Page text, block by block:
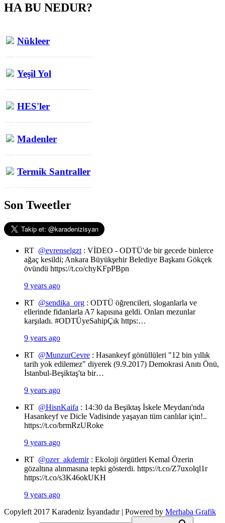
HA BU NEDUR?
Nükleer
Yeşil Yol
HES'ler
Madenler
Termik Santraller
Son Tweetler
RT @evrenselgzt : VİDEO - ODTÜ'de bir gecede binlerce
ağaç kesildi; Ankara Büyükşehir Belediye Başkanı Gökçek
övündü https://t.co/chyKFpPBpn
9 years ago
RT @sendika_org : ODTÜ öğrencileri, sloganlarla ve
ellerinde fidanlarla A7 kapısına geldi. Onları mezunlar
karşıladı. #ODTÜyeSahipÇık https:…
9 years ago
RT @MunzurCevre : Hasankeyf gönüllüleri "12 bin yıllık
tarih yok edilemez" diyerek (9.9.2017) Demokrasi Anıtı Önü,
İstanbul-Beşiktaş'ta bir…
9 years ago
RT @HisnKaifa : 14:30 da Beşiktaş İskele Meydanı'nda
Hasankeyf ve Dicle Vadisinde yaşayan tüm canlılar için!..
https://t.co/brmRzURoke
9 years ago
RT @ozer_akdemir: Ekoloji örgütleri Kemal Özerin
gözaltına alınmasına tepki gösterdi. https://t.co/Z7uxolql1r
https://t.co/s3K46okUKH
9 years ago
Copyleft 2017 Karadeniz İsyandadır | Powered by Merhaba Grafik